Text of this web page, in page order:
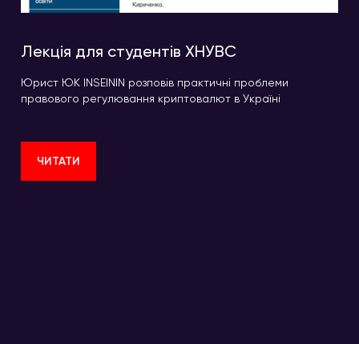
Лекція для студентів ХНУВС
Юрист ЮК INSEININ розповів практичні проблеми
правового регулювання криптовалют в Україні
ЧИТАТИ